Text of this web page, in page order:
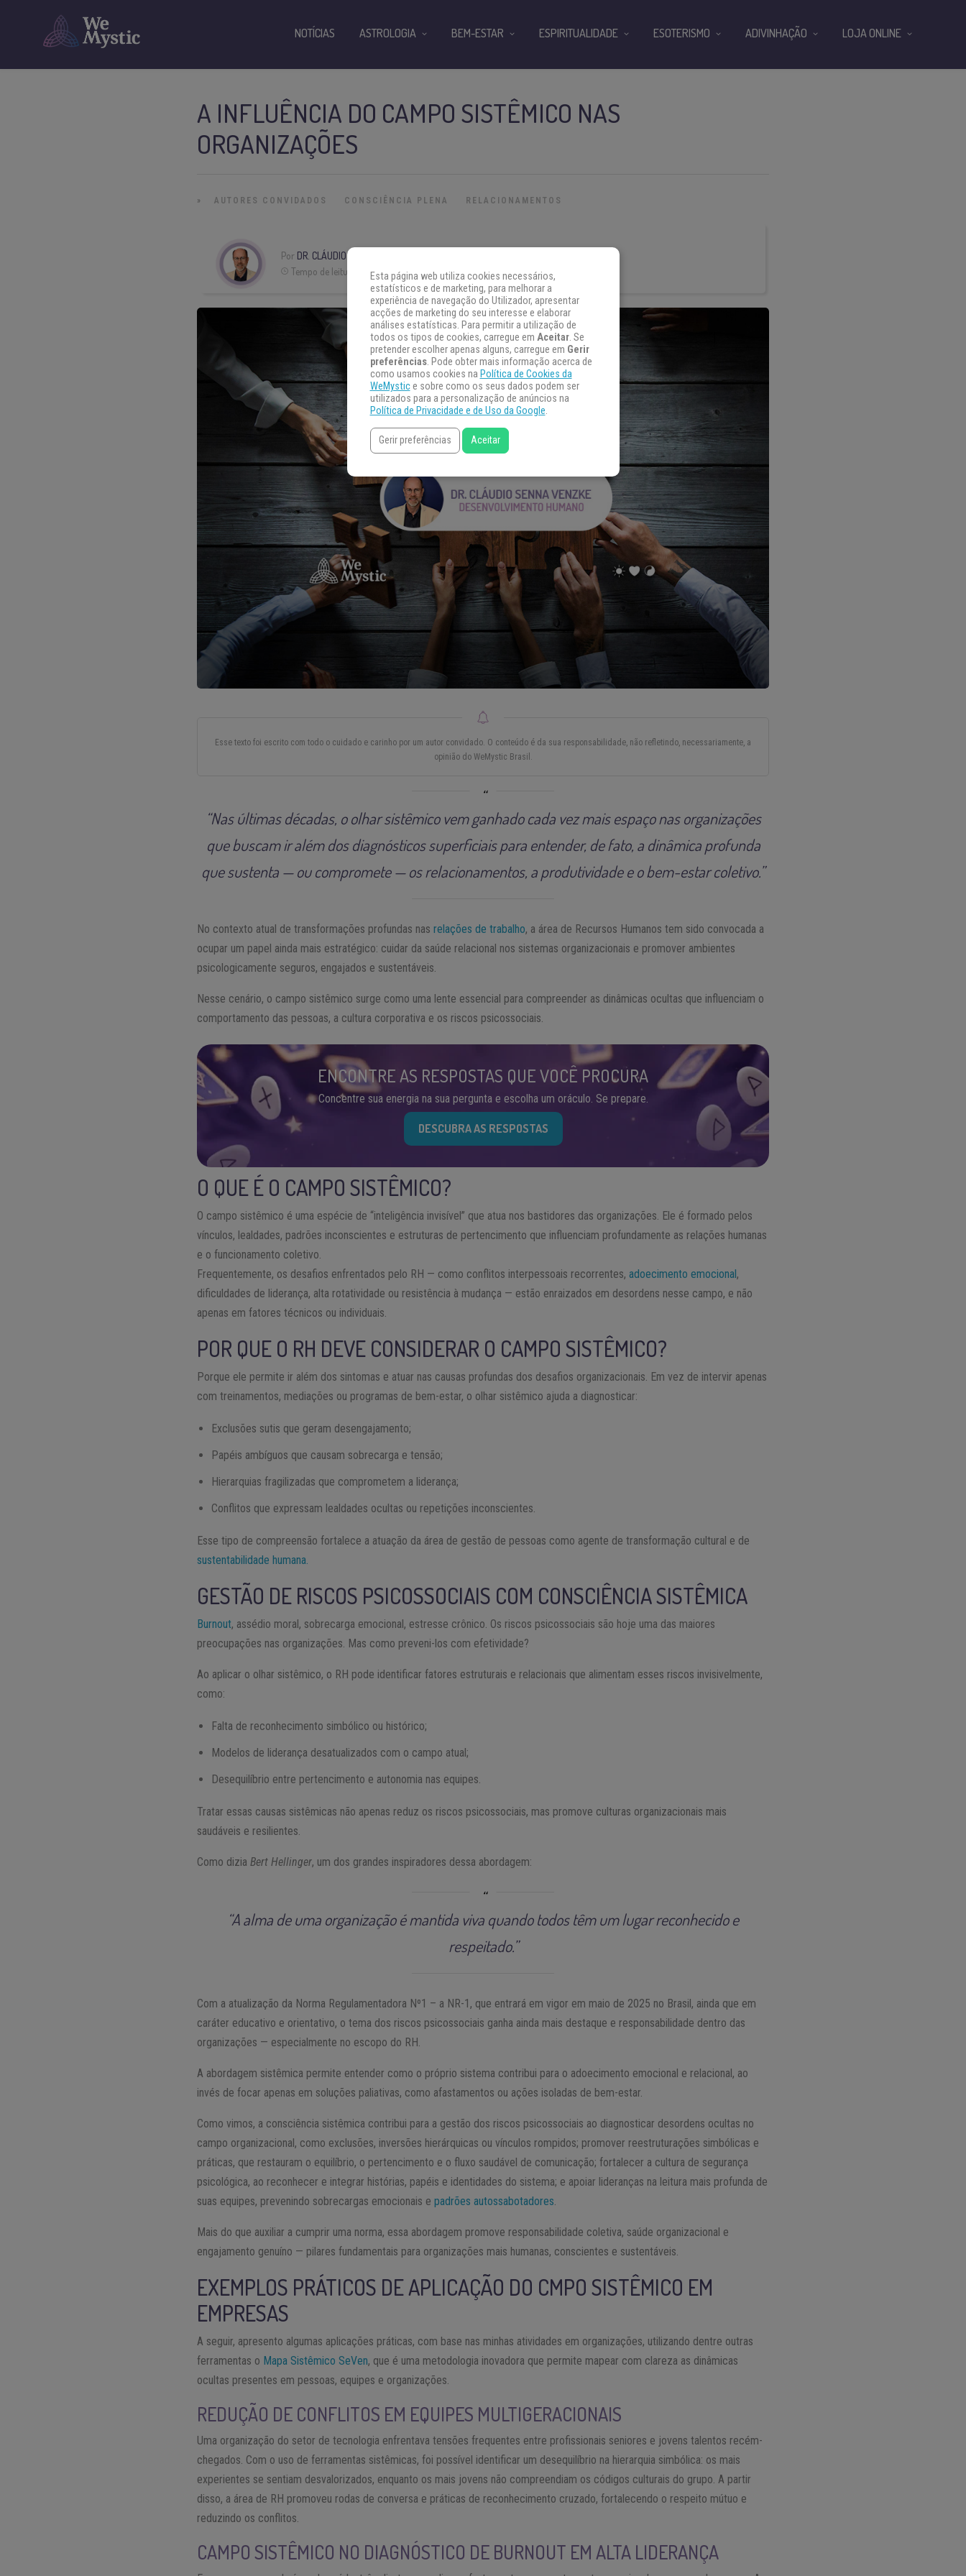
A INFLUÊNCIA DO CAMPO SISTÊMICO NAS
ORGANIZAÇÕES
» AUTORES CONVIDADOS CONSCIÊNCIA PLENA RELACIONAMENTOS
Por DR. CLÁUDIO SENNA VENZKE
Tempo de leitura:
6 min
Esse texto foi escrito com todo o cuidado e carinho por um autor convidado. O conteúdo é da sua responsabilidade, não refletindo, necessariamente, a
opinião do WeMystic Brasil.
“Nas últimas décadas, o olhar sistêmico vem ganhado cada vez mais espaço nas organizações
que buscam ir além dos diagnósticos superficiais para entender, de fato, a dinâmica profunda
que sustenta — ou compromete — os relacionamentos, a produtividade e o bem-estar coletivo.”
No contexto atual de transformações profundas nasrelações de trabalho, a área de Recursos Humanos tem sido convocada a
ocupar um papel ainda mais estratégico: cuidar da saúde relacional nos sistemas organizacionais e promover ambientes
psicologicamente seguros, engajados e sustentáveis.
Nesse cenário, o campo sistêmico surge como uma lente essencial para compreender as dinâmicas ocultas que influenciam o
comportamento das pessoas, a cultura corporativa e os riscos psicossociais.
ENCONTRE AS RESPOSTAS QUE VOCÊ PROCURA
Concentre sua energia na sua pergunta e escolha um oráculo. Se prepare.
DESCUBRA AS RESPOSTAS
O QUE É O CAMPO SISTÊMICO?
O campo sistêmico é uma espécie de “inteligência invisível” que atua nos bastidores das organizações. Ele é formado pelos
vínculos, lealdades, padrões inconscientes e estruturas de pertencimento que influenciam profundamente as relações humanas
e o funcionamento coletivo.
Frequentemente, os desafios enfrentados pelo RH — como conflitos interpessoais recorrentes,adoecimento emocional ,
dificuldades de liderança, alta rotatividade ou resistência à mudança — estão enraizados em desordens nesse campo, e não
apenas em fatores técnicos ou individuais.
POR QUE O RH DEVE CONSIDERAR O CAMPO SISTÊMICO?
Porque ele permite ir além dos sintomas e atuar nas causas profundas dos desafios organizacionais. Em vez de intervir apenas
com treinamentos, mediações ou programas de bem-estar, o olhar sistêmico ajuda a diagnosticar:
Exclusões sutis que geram desengajamento;
Papéis ambíguos que causam sobrecarga e tensão;
Hierarquias fragilizadas que comprometem a liderança;
Conflitos que expressam lealdades ocultas ou repetições inconscientes.
Esse tipo de compreensão fortalece a atuação da área de gestão de pessoas como agente de transformação cultural e de
sustentabilidade humana.
GESTÃO DE RISCOS PSICOSSOCIAIS COM CONSCIÊNCIA SISTÊMICA
Burnout, assédio moral, sobrecarga emocional, estresse crônico. Os riscos psicossociais são hoje uma das maiores
preocupações nas organizações. Mas como preveni-los com efetividade?
Ao aplicar o olhar sistêmico, o RH pode identificar fatores estruturais e relacionais que alimentam esses riscos invisivelmente,
como:
Falta de reconhecimento simbólico ou histórico;
Modelos de liderança desatualizados com o campo atual;
Desequilíbrio entre pertencimento e autonomia nas equipes.
Tratar essas causas sistêmicas não apenas reduz os riscos psicossociais, mas promove culturas organizacionais mais
saudáveis e resilientes.
Como diziaBert Hellinger, um dos grandes inspiradores dessa abordagem:
“A alma de uma organização é mantida viva quando todos têm um lugar reconhecido e
respeitado.”
Com a atualização da Norma Regulamentadora Nº1 – a NR-1, que entrará em vigor em maio de 2025 no Brasil, ainda que em
caráter educativo e orientativo, o tema dos riscos psicossociais ganha ainda mais destaque e responsabilidade dentro das
organizações — especialmente no escopo do RH.
A abordagem sistêmica permite entender como o próprio sistema contribui para o adoecimento emocional e relacional, ao
invés de focar apenas em soluções paliativas, como afastamentos ou ações isoladas de bem-estar.
Como vimos, a consciência sistêmica contribui para a gestão dos riscos psicossociais ao diagnosticar desordens ocultas no
campo organizacional, como exclusões, inversões hierárquicas ou vínculos rompidos; promover reestruturações simbólicas e
práticas, que restauram o equilíbrio, o pertencimento e o fluxo saudável de comunicação; fortalecer a cultura de segurança
psicológica, ao reconhecer e integrar histórias, papéis e identidades do sistema; e apoiar lideranças na leitura mais profunda de
suas equipes, prevenindo sobrecargas emocionais epadrões autossabotadores.
Mais do que auxiliar a cumprir uma norma, essa abordagem promove responsabilidade coletiva, saúde organizacional e
engajamento genuíno — pilares fundamentais para organizações mais humanas, conscientes e sustentáveis.
EXEMPLOS PRÁTICOS DE APLICAÇÃO DO CMPO SISTÊMICO EM
EMPRESAS
A seguir, apresento algumas aplicações práticas, com base nas minhas atividades em organizações, utilizando dentre outras
ferramentas o Mapa Sistêmico SeVen, que é uma metodologia inovadora que permite mapear com clareza as dinâmicas
ocultas presentes em pessoas, equipes e organizações.
REDUÇÃO DE CONFLITOS EM EQUIPES MULTIGERACIONAIS
Uma organização do setor de tecnologia enfrentava tensões frequentes entre profissionais seniores e jovens talentos recém-
chegados. Com o uso de ferramentas sistêmicas, foi possível identificar um desequilíbrio na hierarquia simbólica: os mais
experientes se sentiam desvalorizados, enquanto os mais jovens não compreendiam os códigos culturais do grupo. A partir
disso, a área de RH promoveu rodas de conversa e práticas de reconhecimento cruzado, fortalecendo o respeito mútuo e
reduzindo os conflitos.
CAMPO SISTÊMICO NO DIAGNÓSTICO DE BURNOUT EM ALTA LIDERANÇA
NOTÍCIAS ASTROLOGIA BEM-ESTAR ESPIRITUALIDADE ESOTERISMO ADIVINHAÇÃO LOJA ONLINE
Esta página web utiliza cookies necessários,
estatísticos e de marketing, para melhorar a
experiência de navegação do Utilizador, apresentar
acções de marketing do seu interesse e elaborar
análises estatísticas. Para permitir a utilização de
todos os tipos de cookies, carregue em Aceitar. Se
pretender escolher apenas alguns, carregue em Gerir
preferências. Pode obter mais informação acerca de
como usamos cookies na Política de Cookies da
WeMystice sobre como os seus dados podem ser
utilizados para a personalização de anúncios na
Política de Privacidade e de Uso da Google.
Gerir preferências Aceitar